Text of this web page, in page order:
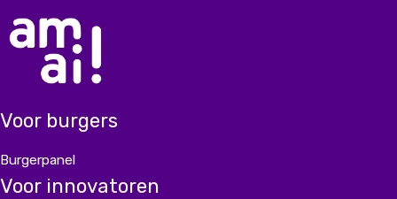
Voor burgers
Burgerpanel
Voor innovatoren